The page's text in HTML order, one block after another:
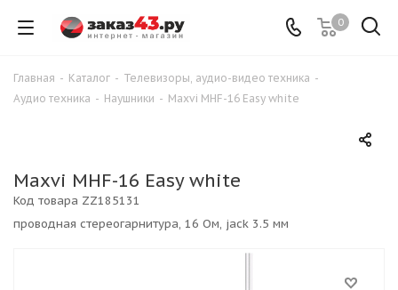
0
Главная - Каталог - Телевизоры, аудио-видео техника -
Аудио техника - Наушники - Maxvi MHF-16 Easy white
Maxvi MHF-16 Easy white
проводная стереогарнитура, 16 Ом, jack 3.5 мм
Код товара ZZ185131